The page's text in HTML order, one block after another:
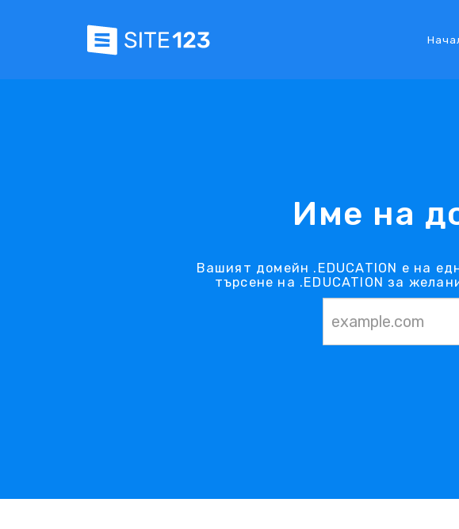
Име на
Вашият домейн .EDUCATION е на
търсене на .EDUCATION за